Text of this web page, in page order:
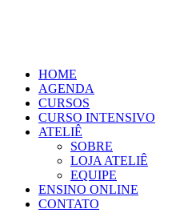
HOME
AGENDA
CURSOS
CURSO INTENSIVO
ATELIÊ
SOBRE
LOJA ATELIÊ
EQUIPE
ENSINO ONLINE
CONTATO